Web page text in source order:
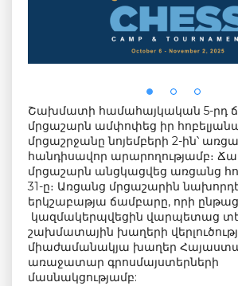
Շախմատի համահայկական 5-րդ
մրցաշարն ամփոփեց իր
մրցաշրջանը նոյեմբերի 2-ին՝
հանդիսավոր արարողությամբ։
մրցաշարն անցկացվեց առցանց
31-ը։ Առցանց մրցաշարին
երկշաբաթյա ճամբարը, որի
կազմակերպվեցին վարպետաց
շախմատային խաղերի
միաժամանակյա խաղեր
առաջատար գրոսմայստերների
մասնակցությամբ: